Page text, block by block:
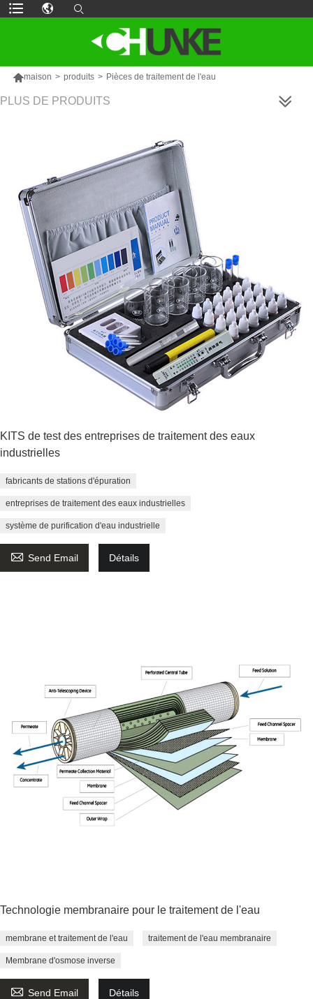
maison > produits > Pièces de traitement de l'eau
PLUS DE PRODUITS
KITS de test des entreprises de traitement des eaux
industrielles
fabricants de stations d'épuration
entreprises de traitement des eaux industrielles
système de purification d'eau industrielle
 Send Email Détails
Technologie membranaire pour le traitement de l'eau
membrane et traitement de l'eau traitement de l'eau membranaire
Membrane d'osmose inverse
 Send Email Détails